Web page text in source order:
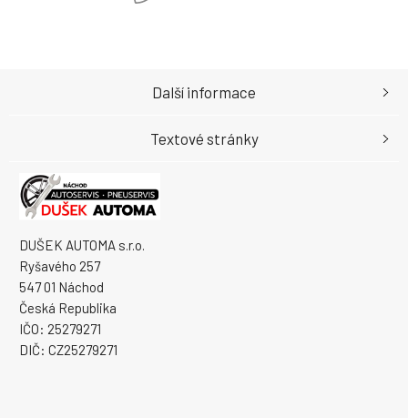
DUŠEK AUTOMA s.r.o.
Ryšavého 257
547 01 Náchod
Česká Republika
IČO: 25279271
DIČ: CZ25279271
Další informace
Textové stránky